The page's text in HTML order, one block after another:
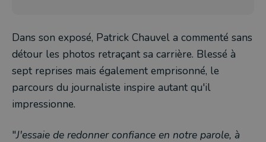
Dans son exposé, Patrick Chauvel a commenté sans
détour les photos retraçant sa carrière. Blessé à
sept reprises mais également emprisonné, le
parcours du journaliste inspire autant qu'il
impressionne.
"J'essaie de redonner confiance en notre parole, à